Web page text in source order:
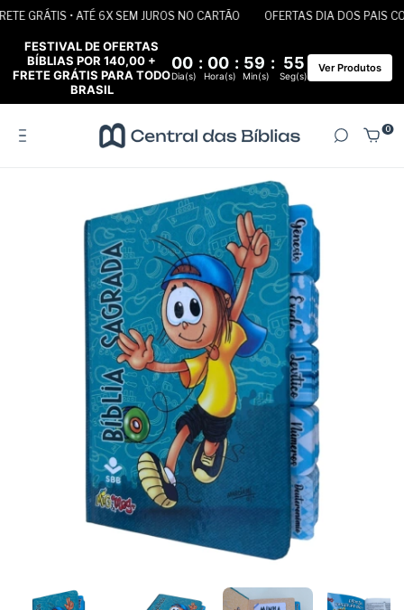
GRÁTIS • ATÉ 6X SEM JUROS NO CARTÃO OFERTAS DIA DOS PAIS
FESTIVAL DE OFERTAS
BÍBLIAS POR 140,00 +
FRETE GRÁTIS PARA TODO
BRASIL
00 : 00 : 59 : 55
Dia(s) Hora(s) Min(s) Seg(s)
Ver Produtos
0